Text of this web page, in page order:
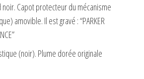
Capot protecteur du mécanisme
amovible. Il est gravé : “PARKER
(noir). Plume dorée originale